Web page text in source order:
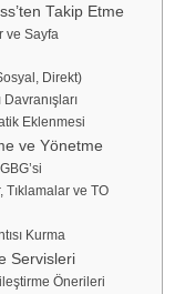
Takip Etme
ve Sayfa
Direkt)
Eklenmesi
ve Yönetme
ve TO
Kurma
Servisleri
Önerileri